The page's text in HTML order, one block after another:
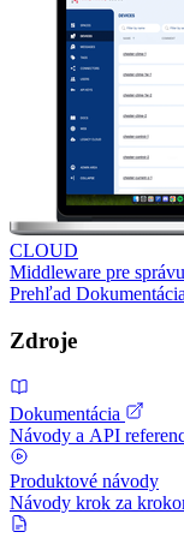
CLOUD
Middleware pre
Prehľad Dokumentácia
Zdroje
Dokumentácia
Návody a API
Produktové návody
Návody krok za